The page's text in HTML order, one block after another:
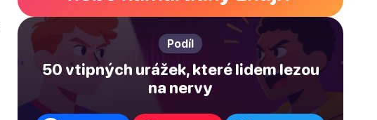
Podíl
50 vtipných urážek, které lidem lezou
na nervy